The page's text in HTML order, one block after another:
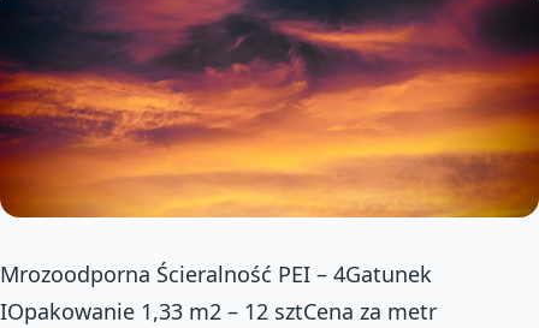
Mrozoodporna Ścieralność PEI – 4Gatunek
IOpakowanie 1,33 m2 – 12 sztCena za metr